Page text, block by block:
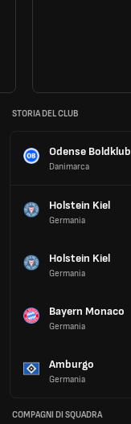
STORIA DEL CLUB
Odense Boldklub
Danimarca
Holstein Kiel
Germania
Holstein Kiel
Germania
Bayern Monaco
Germania
Amburgo
Germania
COMPAGNI DI SQUADRA